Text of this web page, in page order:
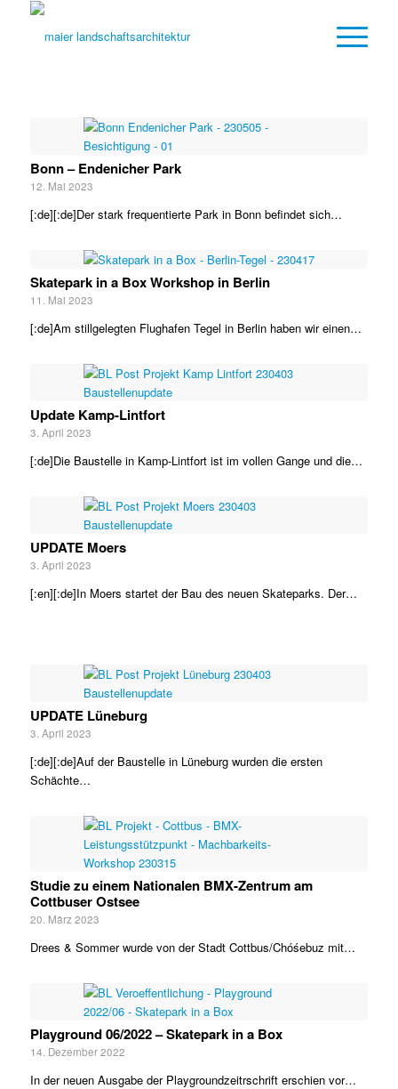
Bonn – Endenicher Park
12. Mai 2023
[:de][:de]Der stark frequentierte Park in Bonn befindet sich…
Skatepark in a Box Workshop in Berlin
11. Mai 2023
[:de]Am stillgelegten Flughafen Tegel in Berlin haben wir einen…
Update Kamp-Lintfort
3. April 2023
[:de]Die Baustelle in Kamp-Lintfort ist im vollen Gange und die…
UPDATE Moers
3. April 2023
[:en][:de]In Moers startet der Bau des neuen Skateparks. Der…
UPDATE Lüneburg
3. April 2023
[:de][:de]Auf der Baustelle in Lüneburg wurden die ersten
Schächte…
Studie zu einem Nationalen BMX-Zentrum am
Cottbuser Ostsee
20. März 2023
Drees & Sommer wurde von der Stadt Cottbus/Chóśebuz mit…
Playground 06/2022 – Skatepark in a Box
14. Dezember 2022
In der neuen Ausgabe der Playgroundzeitrschrift erschien vor…